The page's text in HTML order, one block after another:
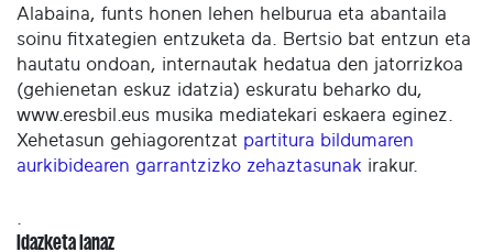
Alabaina, funts honen lehen helburua eta abantaila
soinu fitxategien entzuketa da. Bertsio bat entzun eta
hautatu ondoan, internautak hedatua den jatorrizkoa
(gehienetan eskuz idatzia) eskuratu beharko du,
www.eresbil.eus musika mediatekari eskaera eginez.
Xehetasun gehiagorentzat partitura bildumaren
aurkibidearen garrantzizko zehaztasunak irakur.
Idazketa lanaz